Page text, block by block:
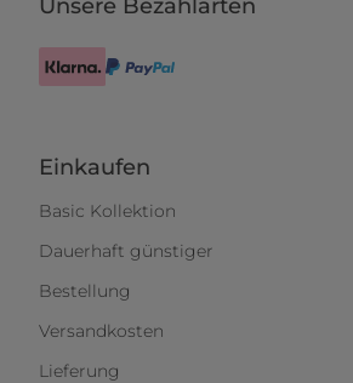
Unsere Bezahlarten
Einkaufen
Basic Kollektion
Dauerhaft günstiger
Bestellung
Versandkosten
Lieferung